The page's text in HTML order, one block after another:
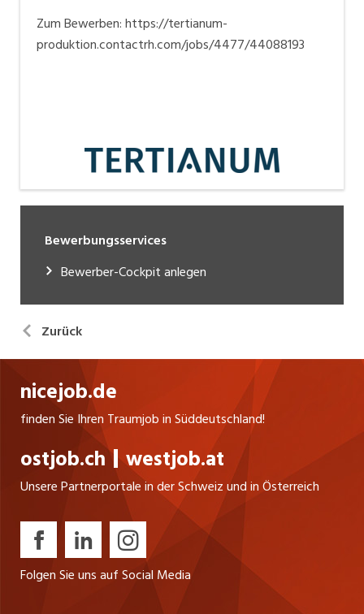
Zum Bewerben: https://tertianum-
produktion.contactrh.com/jobs/4477/44088193
Bewerbungsservices
Bewerber-Cockpit anlegen
Zurück
nicejob.de
finden Sie Ihren Traumjob in Süddeutschland!
ostjob.ch westjob.at
Unsere Partnerportale in der Schweiz und in Österreich
Folgen Sie uns auf Social Media